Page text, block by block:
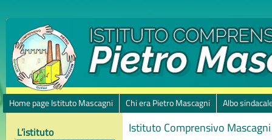
Home page Istituto Mascagni Chi era Pietro Mascagni Albo
L’istituto
Istituto Comprensivo